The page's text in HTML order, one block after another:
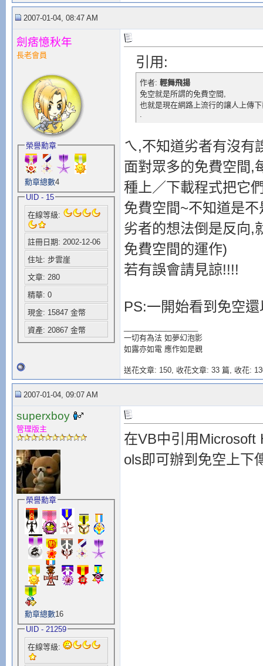
2007-01-04, 08:47 AM
劍痞憶秋年
長老會員
榮譽勳章
勳章總數4
UID - 15
在線等級:
註冊日期: 2002-12-06
住址: 步雲崖
文章: 280
精華: 0
現金: 15847 金幣
資產: 20867 金幣
引用:
作者: 輕舞飛揚
免空就是所謂的免費空間,
也就是現在網路上流行的讓人上傳
.
ㄟ,不知道劣者有沒有
面對眾多的免費空間,
種上／下載程式把它
免費空間~不知道是不
劣者的想法倒是反向,
免費空間的運作)
若有誤會請見諒!!!!
PS:一開始看到免空
一切有為法 如夢幻泡影
如露亦如電 應作如是觀
送花文章: 150, 收花文章: 33 篇, 收花:
2007-01-04, 09:07 AM
superxboy
管理版主
榮譽勳章
勳章總數16
UID - 21259
在線等級:
在VB中引用Microsoft
ols即可辦到免空上下